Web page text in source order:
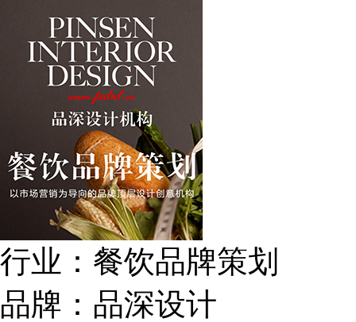
行业： 餐饮品牌策划
品牌： 品深设计